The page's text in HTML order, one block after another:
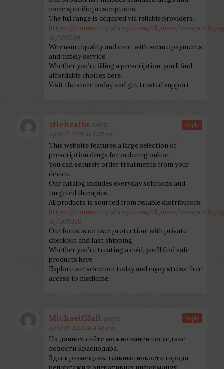
more specific prescriptions.
The full range is acquired via reliable providers.
https://community.alteryx.com/t5/user/
id/590198
We ensure quality and care, with secure payments
and timely service.
Whether you’re filling a prescription, you’ll find
affordable choices here.
Visit the store today and get trusted support.
Michealfit says:
April 17, 2025 at 3:35 pm
This website features a large selection of
prescription drugs for ordering online.
You can securely order treatments from your
device.
Our catalog includes everyday solutions and
targeted therapies.
All products is sourced from reliable distributors.
https://community.alteryx.com/t5/user/
id/569358
Our focus is on user protection, with private
checkout and fast shipping.
Whether you’re treating a cold, you’ll find safe
products here.
Explore our selection today and enjoy stress-free
access to medicine.
Reply
MichaelGlaft says:
April 19, 2025 at 4:40 pm
На данном сайте можно найти последние
новости Краснодара.
Здесь размещены главные новости города,
Reply